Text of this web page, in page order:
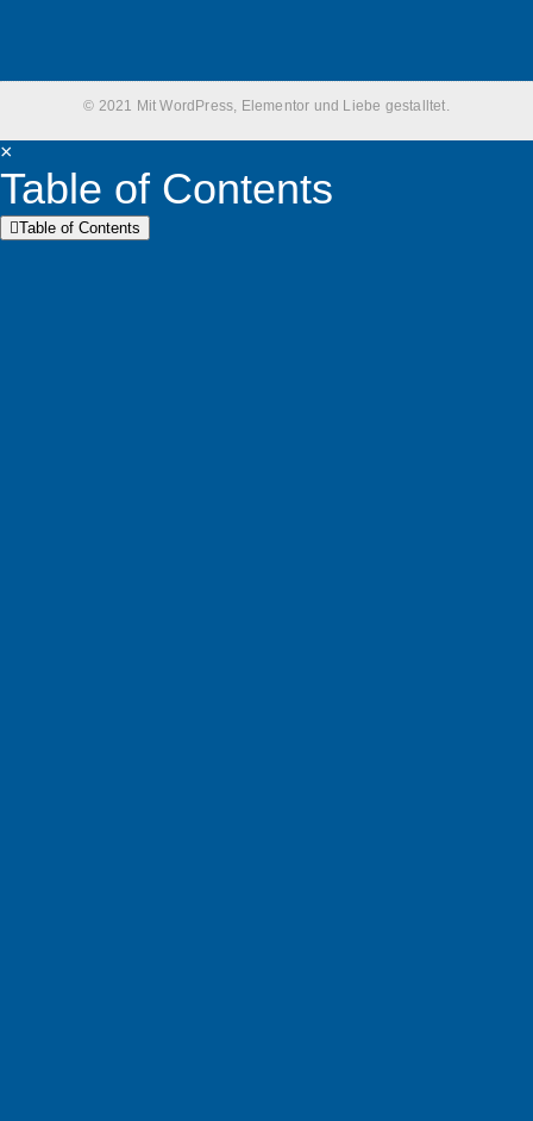
© 2021 Mit WordPress, Elementor und Liebe gestalltet.
×
Table of Contents
Table of Contents